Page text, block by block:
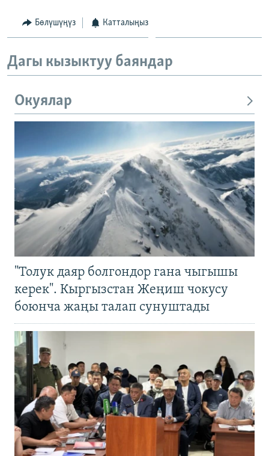
Бөлүшүңүз Катталыңыз
Дагы кызыктуу баяндар
Окуялар
"Толук даяр болгондор гана чыгышы
керек". Кыргызстан Жеңиш чокусу
боюнча жаңы талап сунуштады